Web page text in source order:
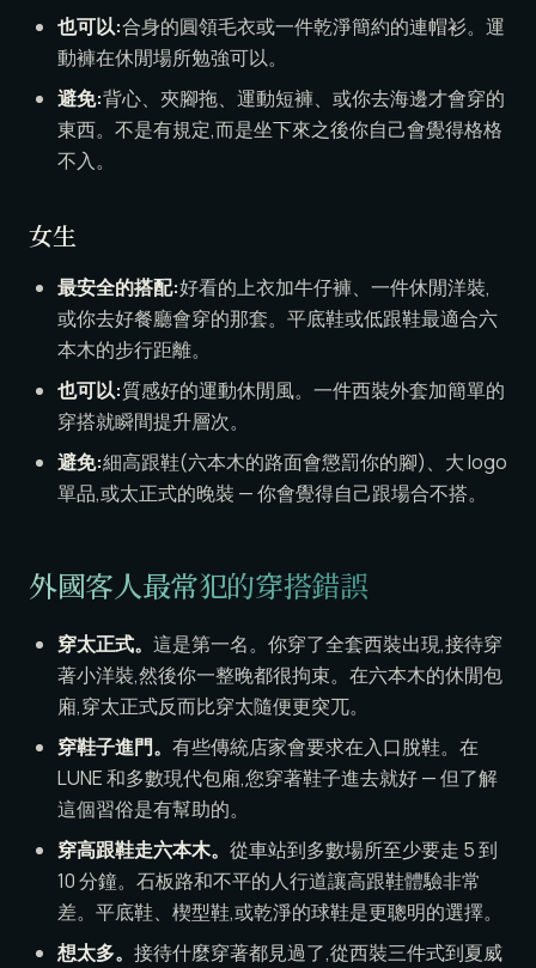
也可以:合身的圓領毛衣或一件乾淨簡約的連帽衫。運
動褲在休閒場所勉強可以。
避免:背心、夾腳拖、運動短褲、或你去海邊才會穿的
東西。不是有規定,而是坐下來之後你自己會覺得格格
不入。
女生
最安全的搭配:好看的上衣加牛仔褲、一件休閒洋裝,
或你去好餐廳會穿的那套。平底鞋或低跟鞋最適合六
本木的步行距離。
也可以:質感好的運動休閒風。一件西裝外套加簡單的
穿搭就瞬間提升層次。
避免:細高跟鞋(六本木的路面會懲罰你的腳)、大 logo
單品,或太正式的晚裝 — 你會覺得自己跟場合不搭。
外國客人最常犯的穿搭錯誤
穿太正式。 這是第一名。你穿了全套西裝出現,接待穿
著小洋裝,然後你一整晚都很拘束。在六本木的休閒包
廂,穿太正式反而比穿太隨便更突兀。
穿鞋子進門。 有些傳統店家會要求在入口脫鞋。在
LUNE 和多數現代包廂,您穿著鞋子進去就好 — 但了解
這個習俗是有幫助的。
穿高跟鞋走六本木。 從車站到多數場所至少要走 5 到
10 分鐘。石板路和不平的人行道讓高跟鞋體驗非常
差。平底鞋、楔型鞋,或乾淨的球鞋是更聰明的選擇。
想太多。 接待什麼穿著都見過了,從西裝三件式到夏威